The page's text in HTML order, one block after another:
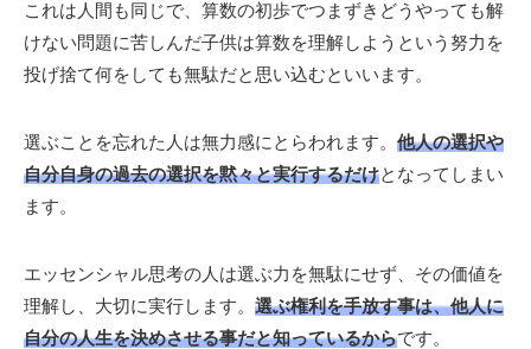
これは人間も同じで、算数の初歩でつまずきどうやっても解
けない問題に苦しんだ子供は算数を理解しようという努力を
投げ捨て何をしても無駄だと思い込むといいます。
選ぶことを忘れた人は無力感にとらわれます。 他人の選択や
自分自身の過去の選択を黙々と実行するだけとなってしまい
ます。
エッセンシャル思考の人は選ぶ力を無駄にせず、その価値を
理解し、大切に実行します。 選ぶ権利を手放す事は、他人に
自分の人生を決めさせる事だと知っているからです。